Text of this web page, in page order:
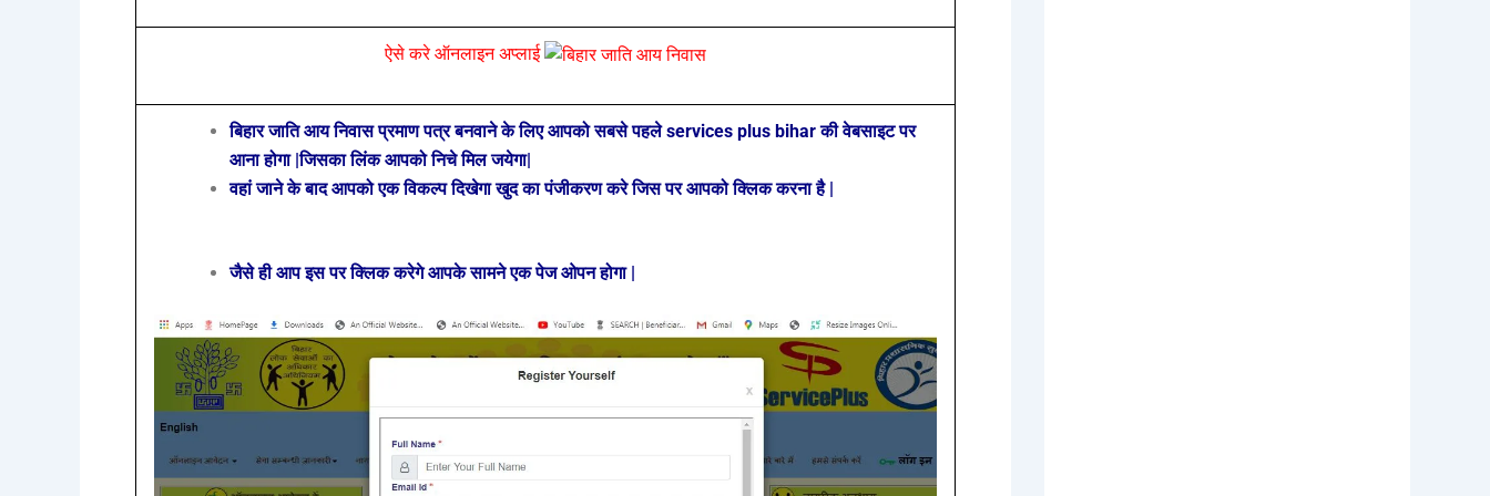
ऐसे करे ऑनलाइन अप्लाई
बिहार जाति आय निवास प्रमाण पत्र बनवाने के लिए आपको सबसे पहले services plus bihar की वेबसाइट पर
आना होगा |जिसका लिंक आपको निचे मिल जयेगा|
वहां जाने के बाद आपको एक विकल्प दिखेगा खुद का पंजीकरण करे जिस पर आपको क्लिक करना है |
जैसे ही आप इस पर क्लिक करेगे आपके सामने एक पेज ओपन होगा |